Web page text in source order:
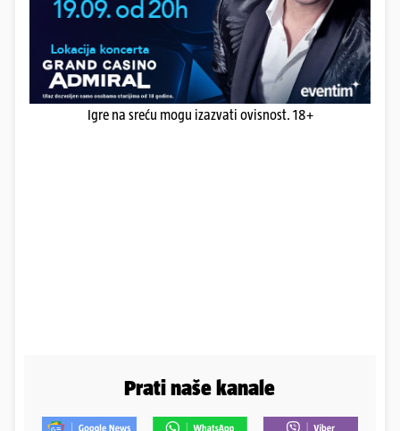
Igre na sreću mogu izazvati ovisnost. 18+
Prati naše kanale